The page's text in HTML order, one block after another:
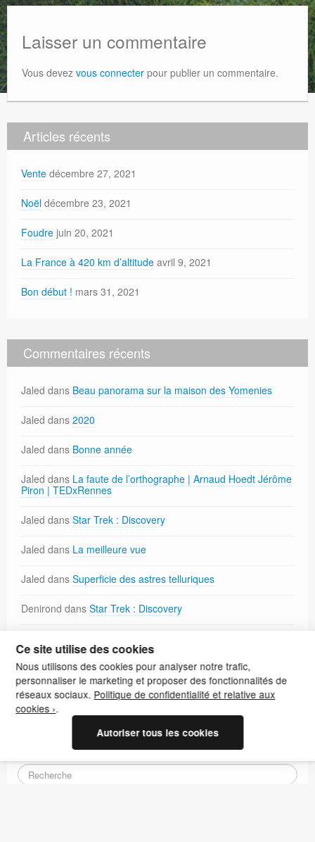
Laisser un commentaire
Vous devez vous connecter pour publier un commentaire.
Articles récents
Vente décembre 27, 2021
Noël décembre 23, 2021
Foudre juin 20, 2021
La France à 420 km d’altitude avril 9, 2021
Bon début ! mars 31, 2021
Commentaires récents
Jaled dans Beau panorama sur la maison des Yomenies
Jaled dans 2020
Jaled dans Bonne année
Jaled dans La faute de l’orthographe | Arnaud Hoedt Jérôme
Piron | TEDxRennes
Jaled dans Star Trek : Discovery
Jaled dans La meilleure vue
Jaled dans Superficie des astres telluriques
Denirond dans Star Trek : Discovery
JaleddansParéidolie
Ce site utilise des cookies
Nous utilisons des cookies pour analyser notre trafic,
personnaliser le marketing et proposer des fonctionnalités de
réseaux sociaux. Politique de confidentialité et relative aux
cookies ›.
Autoriser tous les cookies